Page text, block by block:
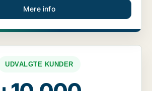
Mere info
UDVALGTE KUNDER